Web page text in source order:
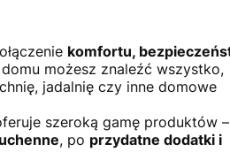
komfortu,
możesz znaleźć wszystko,
jadalnię czy inne domowe
szeroką gamę produktów
, po przydatne dodatki i